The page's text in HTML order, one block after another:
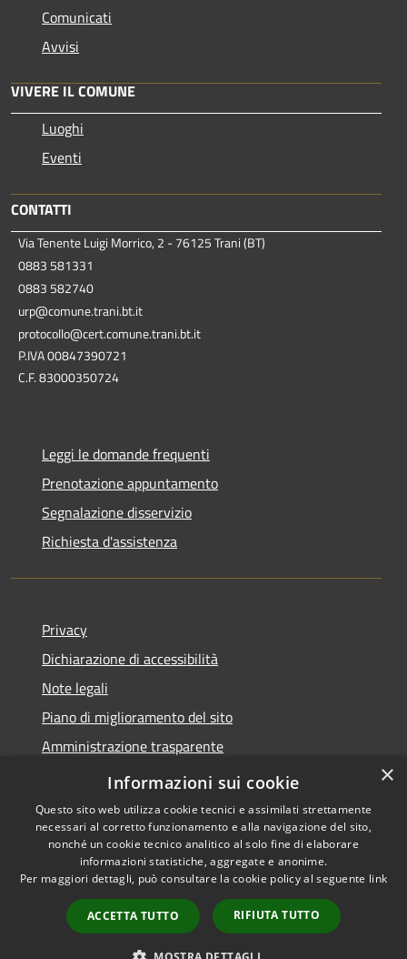
Comunicati
Avvisi
VIVERE IL COMUNE
Luoghi
Eventi
CONTATTI
Via Tenente Luigi Morrico, 2 - 76125 Trani (BT)
0883 581331
0883 582740
urp@comune.trani.bt.it
protocollo@cert.comune.trani.bt.it
P.IVA 00847390721
C.F. 83000350724
Leggi le domande frequenti
Prenotazione appuntamento
Segnalazione disservizio
Richiesta d'assistenza
Privacy
Dichiarazione di accessibilità
Note legali
Piano di miglioramento del sito
Amministrazione trasparente
Albo Pretorio
Accessibilità
Copyright © 2026 • Comune di
Trani • Powered by
Municipium•
Accesso
redazione
×
Informazioni sui cookie
Questo sito web utilizza cookie tecnici e assimilati strettamente
necessari al corretto funzionamento e alla navigazione del sito,
nonché un cookie tecnico analitico al solo fine di elaborare
informazioni statistiche, aggregate e anonime.
Per maggiori dettagli, può consultare la cookie policy al seguente link
ACCETTA TUTTO RIFIUTA TUTTO